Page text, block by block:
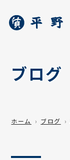
ブログ
ホーム ブログ